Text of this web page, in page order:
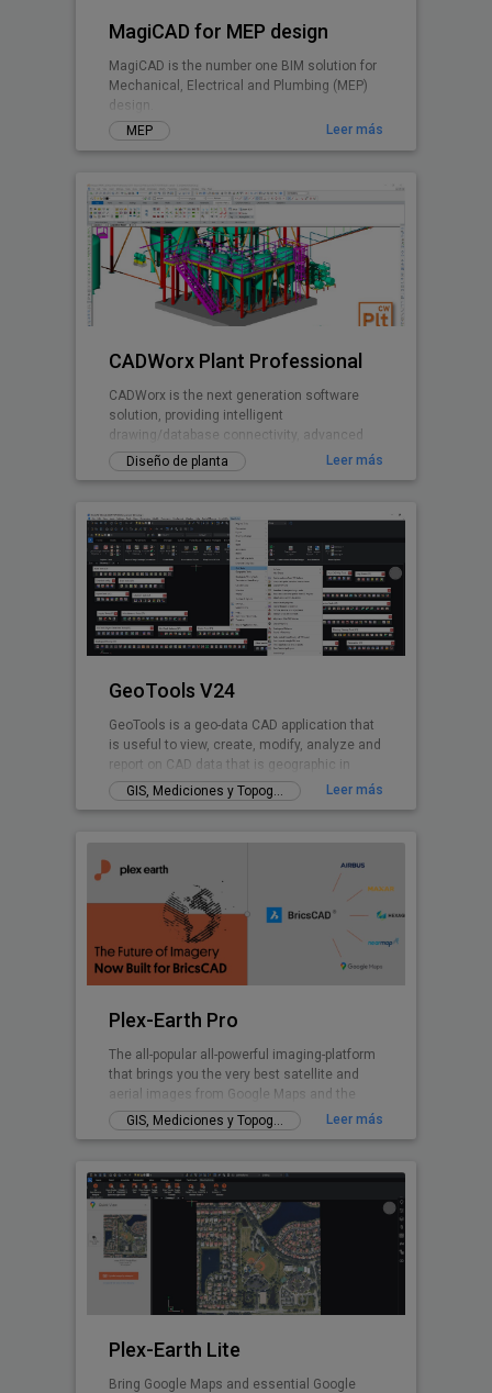
MagiCAD for MEP design
MagiCAD is the number one BIM solution for
Mechanical, Electrical and Plumbing (MEP)
design.
MEP
Leer más
CADWorx Plant Professional
CADWorx is the next generation software
solution, providing intelligent
drawing/database connectivity, advanced
levels of automation, easy-to-use drafting
tool
Diseño de planta Leer más
GeoTools V24
GeoTools is a geo-data CAD application that
is useful to view, create, modify, analyze and
report on CAD data that is geographic in
nature.
GIS, Mediciones y Topografía Leer más
Plex-Earth Pro
The all-popular all-powerful imaging-platform
that brings you the very best satellite and
aerial images from Google Maps and the
world's premium providers!GIS, Mediciones y Topografía Leer más
Plex-Earth Lite
Bring Google Maps and essential Google